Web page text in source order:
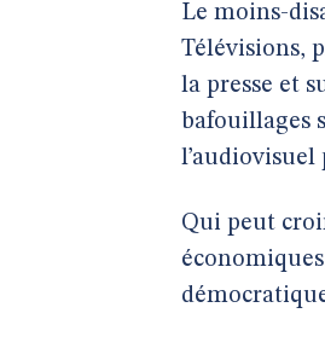
Le moins-
Télévisions,
la presse et
bafouillages
l’audiovisuel
Qui peut